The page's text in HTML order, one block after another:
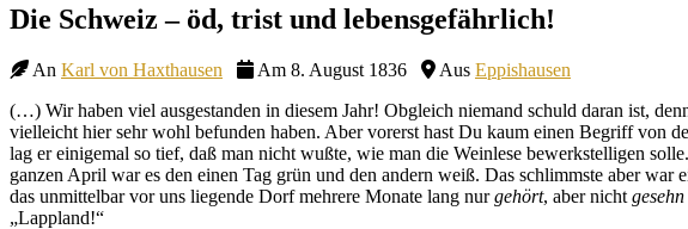
Site
Overlay
Die Schweiz – öd, trist und lebensgefährlich!
An Karl von Haxthausen Am 8. August 1836 Aus Eppishausen
(…) Wir haben viel ausgestanden in diesem Jahr! Obgleich niemand schuld daran ist,
vielleicht hier sehr wohl befunden haben. Aber vorerst hast Du kaum einen Begriff von
lag er einigemal so tief, daß man nicht wußte, wie man die Weinlese bewerkstelligen
ganzen April war es den einen Tag grün und den andern weiß. Das schlimmste aber
das unmittelbar vor uns liegende Dorf mehrere Monate lang nurgehört, aber nicht gesehn
„Lappland!“